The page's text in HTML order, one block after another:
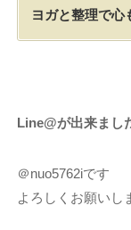
ヨガと整理で心
Line@が出来まし
＠nuo5762iです
よろしくお願いし